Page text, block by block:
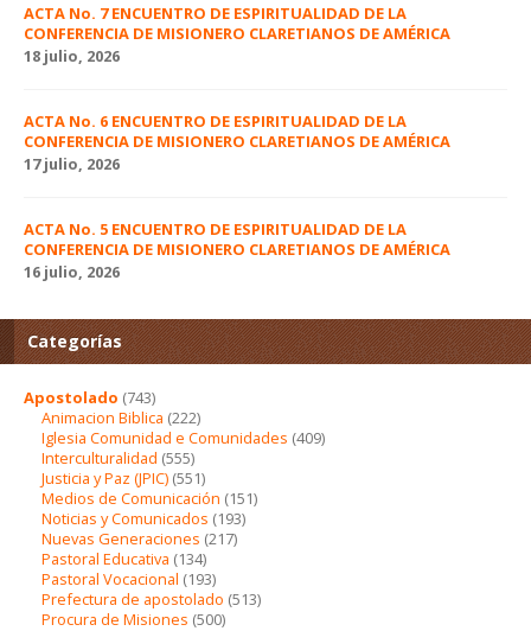
ACTA No. 7 ENCUENTRO DE ESPIRITUALIDAD DE LA
CONFERENCIA DE MISIONERO CLARETIANOS DE AMÉRICA
18 julio, 2026
ACTA No. 6 ENCUENTRO DE ESPIRITUALIDAD DE LA
CONFERENCIA DE MISIONERO CLARETIANOS DE AMÉRICA
17 julio, 2026
ACTA No. 5 ENCUENTRO DE ESPIRITUALIDAD DE LA
CONFERENCIA DE MISIONERO CLARETIANOS DE AMÉRICA
16 julio, 2026
Categorías
Apostolado (743)
Animacion Biblica (222)
Iglesia Comunidad e Comunidades (409)
Interculturalidad (555)
Justicia y Paz (JPIC) (551)
Medios de Comunicación (151)
Noticias y Comunicados (193)
Nuevas Generaciones (217)
Pastoral Educativa (134)
Pastoral Vocacional (193)
Prefectura de apostolado (513)
Procura de Misiones (500)